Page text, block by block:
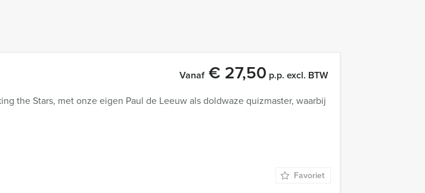
Vanaf€ 27,50 p.p. excl. BTW
the Stars, met onze eigen Paul de Leeuw als doldwaze quizmaster, waarbij
Favoriet